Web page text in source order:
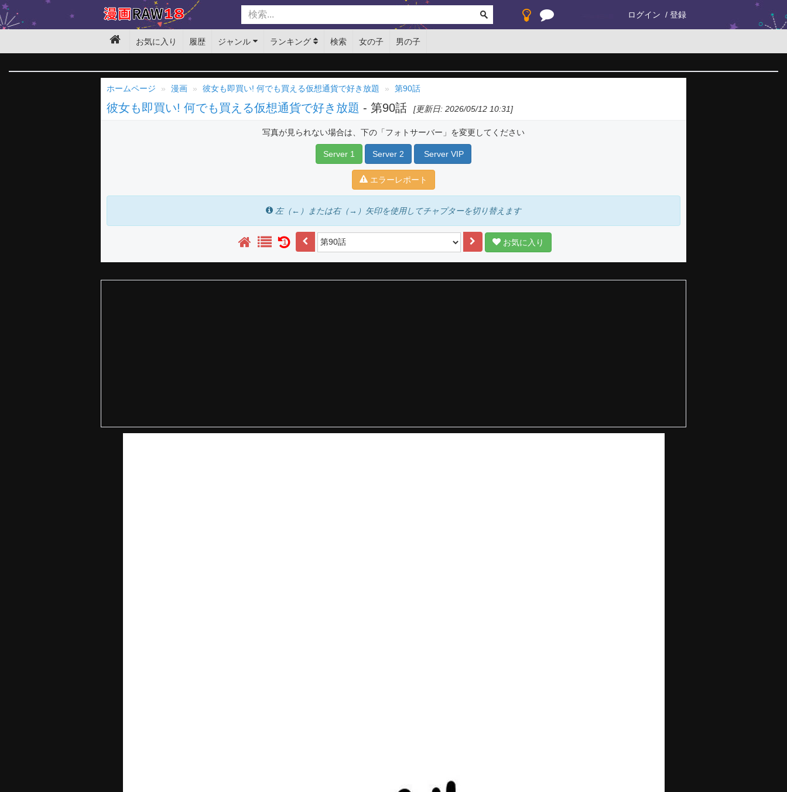
ログイン 登録
お気に入り 履歴 ジャンル ランキング 検索 女の子 男の子
ホームページ 漫画 彼女も即買い! 何でも買える仮想通貨で好き放題 第90話
彼女も即買い! 何でも買える仮想通貨で好き放題 - 第90話 [更新日: 2026/05/12 10:31]
写真が見られない場合は、下の「フォトサーバー」を変更してください
Server 1 Server 2 Server VIP
エラーレポート
左（←）または右（→）矢印を使用してチャプターを切り替えます
1 お気に入り